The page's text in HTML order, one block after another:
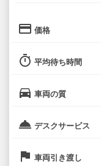
credit_card 価格
timer 平均待ち時間
directions_car 車両の質
room_service デスクサービス
flag 車両引き渡し